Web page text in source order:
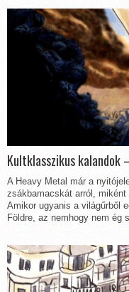
Kultklasszikus kalandok
A Heavy Metal már a
zsákbamacskát arról,
Amikor ugyanis a világűrből
Földre, az nemhogy nem ég